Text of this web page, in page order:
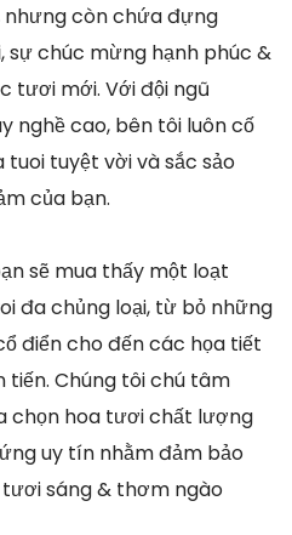
nhưng còn chứa đựng
sự chúc mừng hạnh phúc &
tươi mới. Với đội ngũ
nghề cao, bên tôi luôn cố
tuyệt vời và sắc sảo
của bạn.
sẽ mua thấy một loạt
đa chủng loại, từ bỏ những
điển cho đến các họa tiết
Chúng tôi chú tâm
chọn hoa tươi chất lượng
uy tín nhằm đảm bảo
sáng & thơm ngào